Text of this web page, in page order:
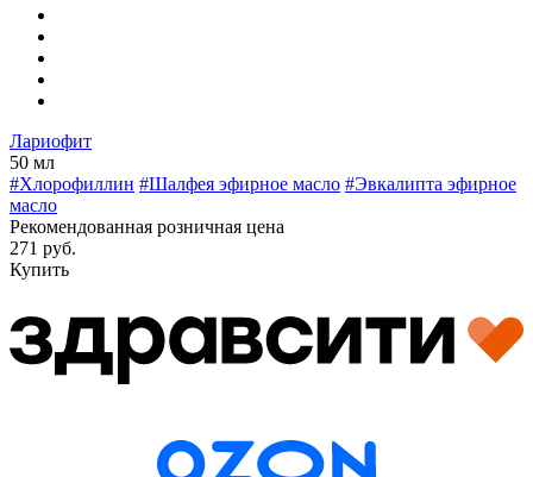
Лариофит
50 мл
#Хлорофиллин #Шалфея эфирное масло #Эвкалипта эфирное
масло
Рекомендованная розничная цена
271 руб.
Купить